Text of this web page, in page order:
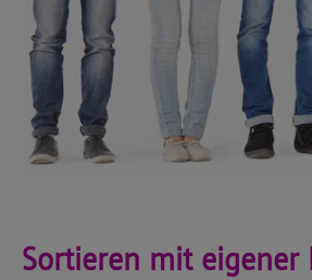
Sortieren mit eigener